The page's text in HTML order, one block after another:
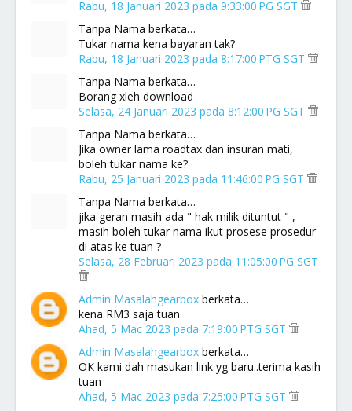
Rabu, 18 Januari 2023 pada 9:33:00 PG SGT
Tanpa Nama berkata…
Tukar nama kena bayaran tak?
Rabu, 18 Januari 2023 pada 8:17:00 PTG SGT
Tanpa Nama berkata…
Borang xleh download
Selasa, 24 Januari 2023 pada 8:12:00 PG SGT
Tanpa Nama berkata…
Jika owner lama roadtax dan insuran mati,
boleh tukar nama ke?
Rabu, 25 Januari 2023 pada 11:46:00 PG SGT
Tanpa Nama berkata…
jika geran masih ada " hak milik dituntut " ,
masih boleh tukar nama ikut prosese prosedur
di atas ke tuan ?
Selasa, 28 Februari 2023 pada 11:05:00 PG SGT
Admin Masalahgearbox berkata…
kena RM3 saja tuan
Ahad, 5 Mac 2023 pada 7:19:00 PTG SGT
Admin Masalahgearbox berkata…
OK kami dah masukan link yg baru..terima kasih
tuan
Ahad, 5 Mac 2023 pada 7:25:00 PTG SGT